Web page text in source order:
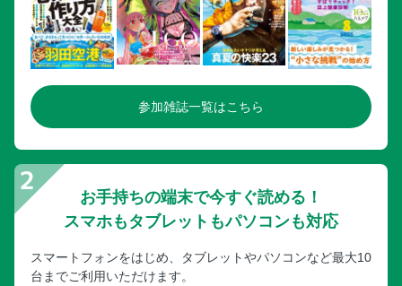
参加雑誌一覧はこちら
お手持ちの端末で今すぐ読める！
スマホもタブレットもパソコンも対応
スマートフォンをはじめ、タブレットやパソコンなど最大10
台までご利用いただけます。